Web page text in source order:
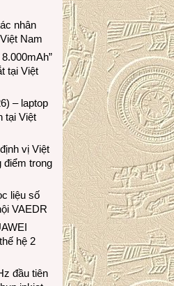
nhân
Nam
tại Việt
– laptop
tại Việt
vị Việt
điểm trong
liệu số
VAEDR
hệ 2
đầu tiên